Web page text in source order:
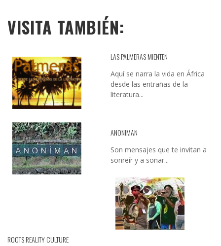
VISITA TAMBIÉN:
LAS PALMERAS MIENTEN
Aquí se narra la vida en África
desde las entrañas de la
literatura...
ANONIMAN
Son mensajes que te invitan a
sonreír y a soñar...
ROOTS REALITY CULTURE